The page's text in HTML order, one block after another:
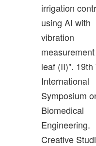
irrigation
using AI with
vibration
leaf (II)". 19th
International
Symposium
Biomedical
Engineering.
Creative